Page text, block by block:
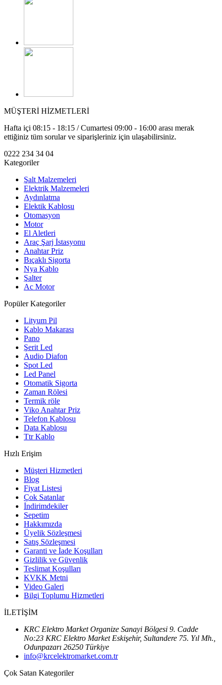
MÜŞTERİ HİZMETLERİ
Hafta içi 08:15 - 18:15 / Cumartesi 09:00 - 16:00 arası merak
ettiğiniz tüm sorular ve siparişleriniz için ulaşabilirsiniz.
0222 234 34 04
Kategoriler
Şalt Malzemeleri
Elektrik Malzemeleri
Aydınlatma
Elektik Kablosu
Otomasyon
Motor
El Aletleri
Araç Şarj İstasyonu
Anahtar Priz
Bıçaklı Sigorta
Nya Kablo
Şalter
Ac Motor
Popüler Kategoriler
Lityum Pil
Kablo Makarası
Pano
Şerit Led
Audio Diafon
Spot Led
Led Panel
Otomatik Sigorta
Zaman Rölesi
Termik röle
Viko Anahtar Priz
Telefon Kablosu
Data Kablosu
Ttr Kablo
Hızlı Erişim
Müşteri Hizmetleri
Blog
Fiyat Listesi
Çok Satanlar
İndirimdekiler
Sepetim
Hakkımızda
Üyelik Sözleşmesi
Satış Sözleşmesi
Garanti ve İade Koşulları
Gizlilik ve Güvenlik
Teslimat Koşulları
KVKK Metni
Video Galeri
Bilgi Toplumu Hizmetleri
İLETİŞİM
KRC Elektro Market Organize Sanayi Bölgesi 9. Cadde
No:23 KRC Elektro Market Eskişehir, Sultandere 75. Yıl Mh.,
Odunpazarı 26250 Türkiye
info@krcelektromarket.com.tr
Çok Satan Kategoriler